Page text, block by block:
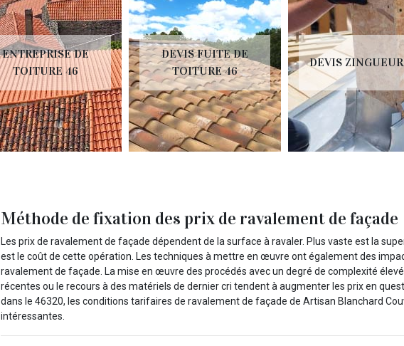
ENTREPRISE DE
TOITURE 46
DEVIS FUITE DE
TOITURE 46
DEVIS
Méthode de fixation des prix de ravalement de façade
Les prix de ravalement de façade dépendent de la surface à ravaler. Plus vaste est la
est le coût de cette opération. Les techniques à mettre en œuvre ont également des
ravalement de façade. La mise en œuvre des procédés avec un degré de complexité
récentes ou le recours à des matériels de dernier cri tendent à augmenter les prix en
dans le 46320, les conditions tarifaires de ravalement de façade de Artisan Blanchard
intéressantes.